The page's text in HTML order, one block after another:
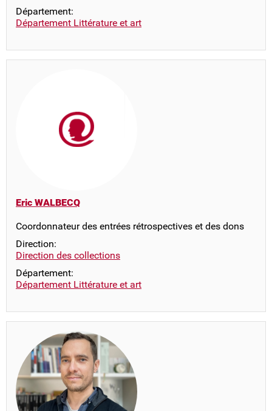
Département:
Département Littérature et art
Eric WALBECQ
Coordonnateur des entrées rétrospectives et des dons
Direction:
Direction des collections
Département:
Département Littérature et art